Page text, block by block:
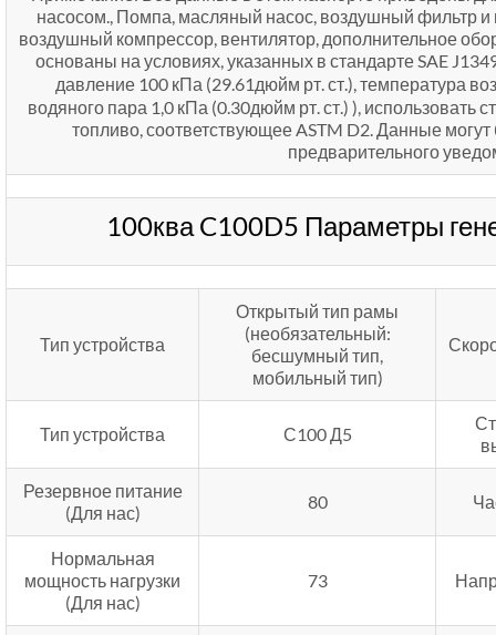
насосом., Помпа, масляный насос, воздушный фильтр и
воздушный компрессор, вентилятор, дополнительное
основаны на условиях, указанных в стандарте SAE
давление 100 кПа (29.61дюйм рт. ст.), температура
водяного пара 1,0 кПа (0.30дюйм рт. ст.) ), использовать
топливо, соответствующее ASTM D2. Данные
предварительного
100ква C100D5 Параметры
Тип устройства
Открытый тип рамы
(необязательный:
бесшумный тип,
мобильный тип)
Тип устройства С100 Д5
Резервное питание
(Для нас)
80
Нормальная
мощность нагрузки
(Для нас)
73